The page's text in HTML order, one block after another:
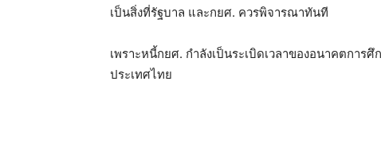
เป็นสิ่งที่รัฐบาล และกยศ. ควรพิจารณาทันที
เพราะหนี้กยศ. กำลังเป็นระเบิดเวลาของอนาคตกา
ประเทศไทย